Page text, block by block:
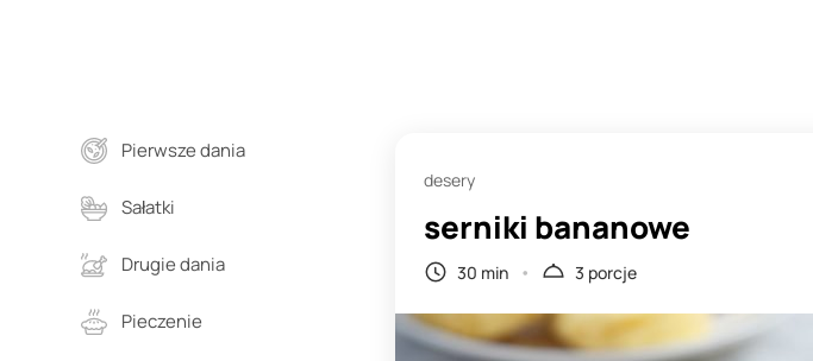
Pierwsze dania
Sałatki
Drugie dania
Pieczenie
desery
serniki bananowe
30 min 3 porcje